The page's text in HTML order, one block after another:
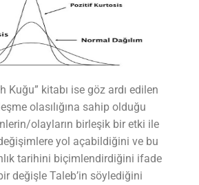
Kuğu” kitabı ise göz ardı edilen
olasılığına sahip olduğu
olayların birleşik bir etki ile
yol açabildiğini ve bu
tarihini biçimlendirdiğini ifade
değişle Taleb’in söylediğini